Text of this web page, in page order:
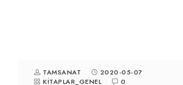
TAMSANAT
2020-05-07
KITAPLAR_GENEL
0